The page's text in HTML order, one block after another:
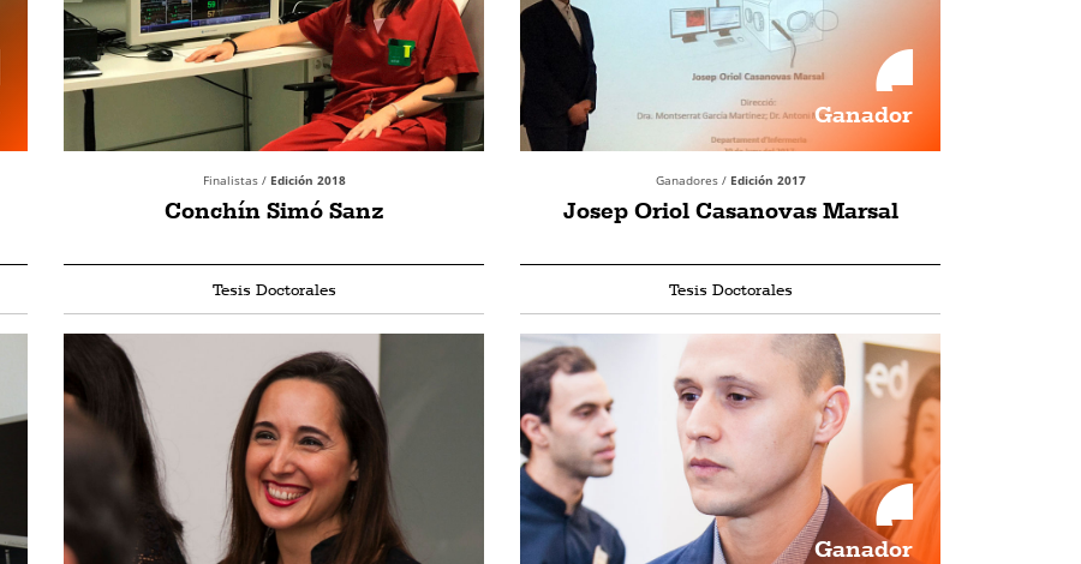
Finalistas / Edición 2018
Conchín Simó Sanz
Ganador
Ganadores / Edición 2017
Josep Oriol Casanovas Marsal
Tesis Doctorales Tesis Doctorales
Ganador